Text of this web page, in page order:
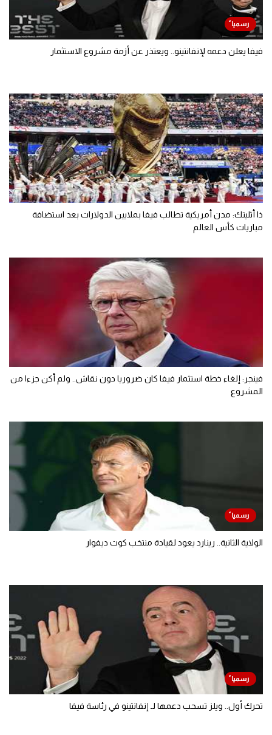
فيفا يعلن دعمه لإنفانتينو.. ويعتذر عن أزمة مشروع الاستثمار
ذا أثليتك: مدن أمريكية تطالب فيفا بملايين الدولارات بعد استضافة
مباريات كأس العالم
فينجر: إلغاء خطة استثمار فيفا كان ضروريا دون نقاش.. ولم أكن جزءا من
المشروع
الولاية الثانية.. رينارد يعود لقيادة منتخب كوت ديفوار
تحرك أول.. ويلز تسحب دعمها لـ إنفانتينو في رئاسة فيفا